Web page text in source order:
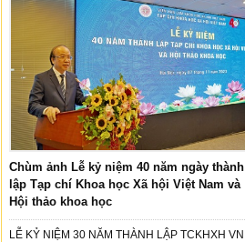
Chùm ảnh Lễ kỷ niệm 40 năm ngày thành
lập Tạp chí Khoa học Xã hội Việt Nam và
Hội thảo khoa học
LỄ KỶ NIỆM 30 NĂM THÀNH LẬP TCKHXH VN